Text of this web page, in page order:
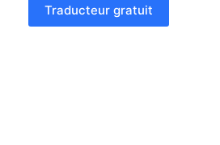
Traducteur gratuit